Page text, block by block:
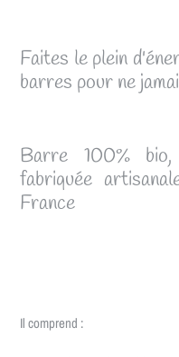
Faites le plein
barres pour ne
Barre 100%
fabriquée
France
Il comprend :